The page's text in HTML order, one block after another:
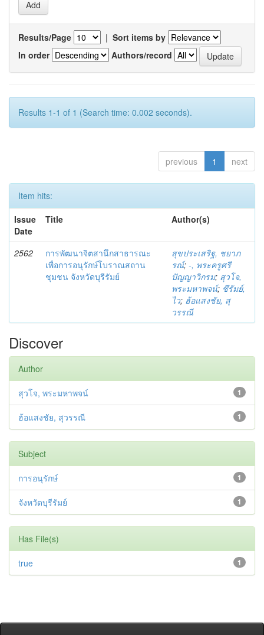
Results/Page | Sort items by
In order
Authors/record
Results 1-1 of 1 (Search time: 0.002 seconds).
previous 1 next
Item hits:
Issue
Date
Title Author(s)
2562
การพัฒนาจิตสานึกสาธารณะ
เพื่อการอนุรักษ์โบราณสถาน
ชุมชน จังหวัดบุรีรัมย์
สุขประเสริฐ, ชยาภ
รณ์; -, พระครูศรี
ปัญญาวิกรม; สุวโจ,
พระมหาพจน์; ชึรัมย์,
ไว; ฮ้อแสงชัย, สุ
วรรณี
Discover
Author
1
สุวโจ, พระมหาพจน์
1
ฮ้อแสงชัย, สุวรรณี
Subject
1
การอนุรักษ์
1
จังหวัดบุรีรัมย์
Has File(s)
1
true